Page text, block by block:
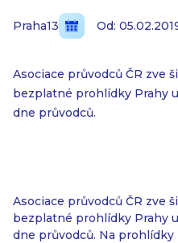
Praha13 Od:
Asociace průvodců ČR zve
bezplatné prohlídky Prahy
dne průvodců.
Asociace průvodců ČR zve
bezplatné prohlídky Prahy
dne průvodců. Na